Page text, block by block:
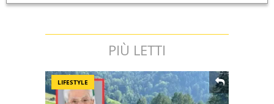
PIÙ LETTI
LIFESTYLE